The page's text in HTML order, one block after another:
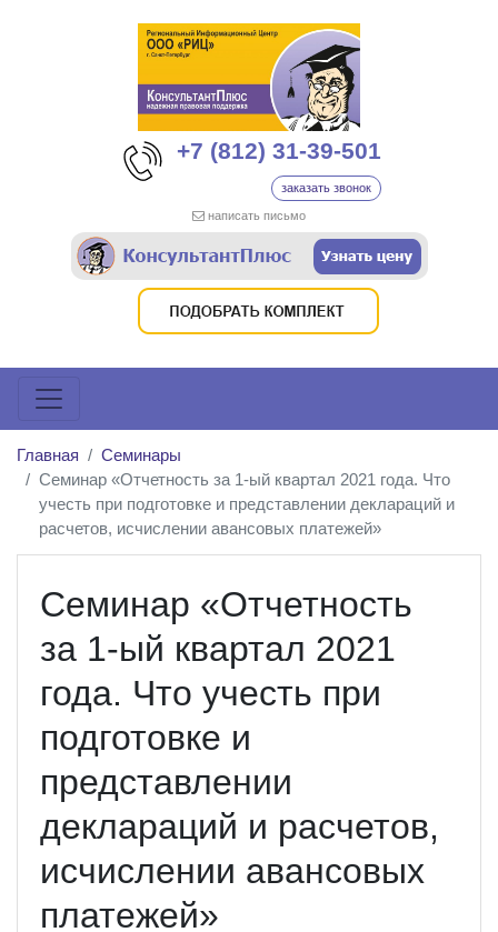
+7 (812) 31-39-501
заказать звонок
написать письмо
Главная
Семинары
Семинар «Отчетность за 1-ый квартал 2021 года. Что
учесть при подготовке и представлении деклараций и
расчетов, исчислении авансовых платежей»
Семинар «Отчетность
за 1-ый квартал 2021
года. Что учесть при
подготовке и
представлении
деклараций и расчетов,
исчислении авансовых
платежей»